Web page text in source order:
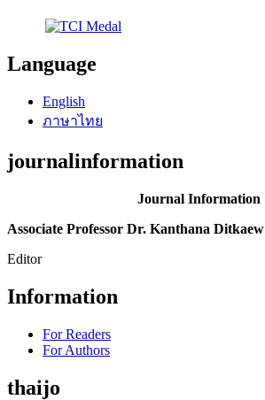
Language
English
ภาษาไทย
journalinformation
Journal Information
Associate Professor Dr. Kanthana Ditkaew
Editor
Information
For Readers
For Authors
thaijo